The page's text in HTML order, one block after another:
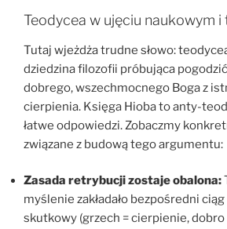
Teodycea w ujęciu naukowym
Tutaj wjeżdża trudne słowo:
dziedzina filozofii próbująca
dobrego, wszechmocnego Boga z
cierpienia. Księga Hioba to anty-
łatwe odpowiedzi. Zobaczmy
związane z budową tego argumentu:
Zasada retrybucji zostaje obalona:
myślenie zakładało bezpośredni
skutkowy (grzech = cierpienie, dobro